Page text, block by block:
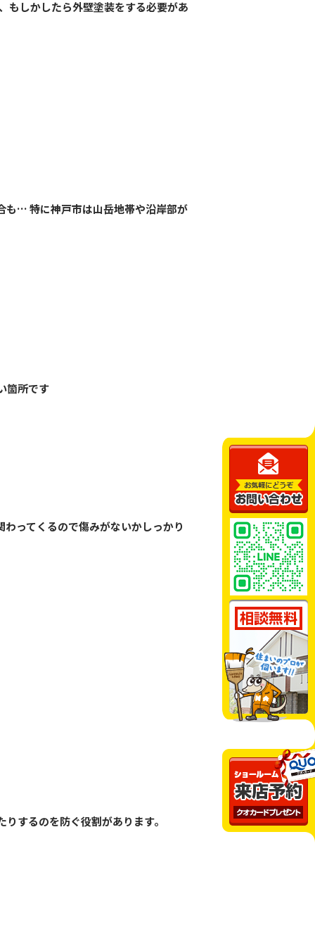
もしかしたら外壁塗装をする必要があ
も… 特に神戸市は山岳地帯や沿岸部が
箇所です️
ってくるので傷みがないかしっかり
するのを防ぐ役割があります。